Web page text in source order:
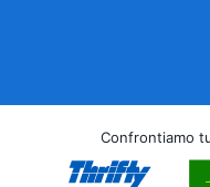
Confrontiamo